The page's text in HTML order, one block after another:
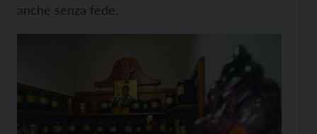
anche senza fede.